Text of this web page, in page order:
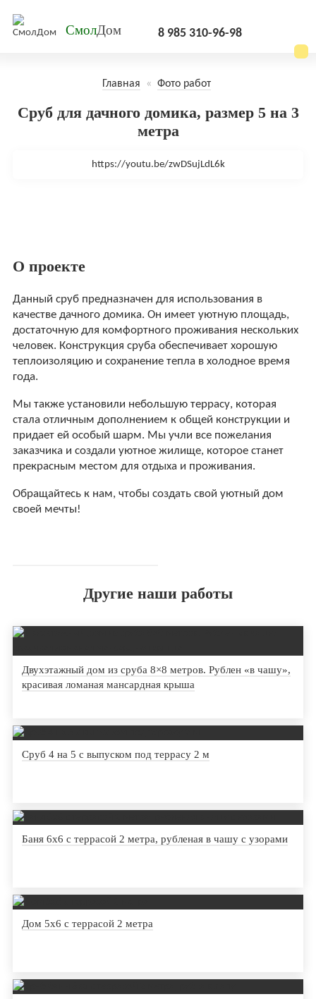
СмолДом 8 985 310-96-98
Главная « Фото работ
Сруб для дачного домика, размер 5 на 3
метра
https://youtu.be/zwDSujLdL6k
О проекте
Данный сруб предназначен для использования в
качестве дачного домика. Он имеет уютную площадь,
достаточную для комфортного проживания нескольких
человек. Конструкция сруба обеспечивает хорошую
теплоизоляцию и сохранение тепла в холодное время
года.
Мы также установили небольшую террасу, которая
стала отличным дополнением к общей конструкции и
придает ей особый шарм. Мы учли все пожелания
заказчика и создали уютное жилище, которое станет
прекрасным местом для отдыха и проживания.
Обращайтесь к нам, чтобы создать свой уютный дом
своей мечты!
Другие наши работы
Двухэтажный дом из сруба 8×8 метров. Рублен «в чашу»,
красивая ломаная мансардная крыша
Сруб 4 на 5 с выпуском под террасу 2 м
Баня 6х6 с террасой 2 метра, рубленая в чашу с узорами
Дом 5х6 с террасой 2 метра